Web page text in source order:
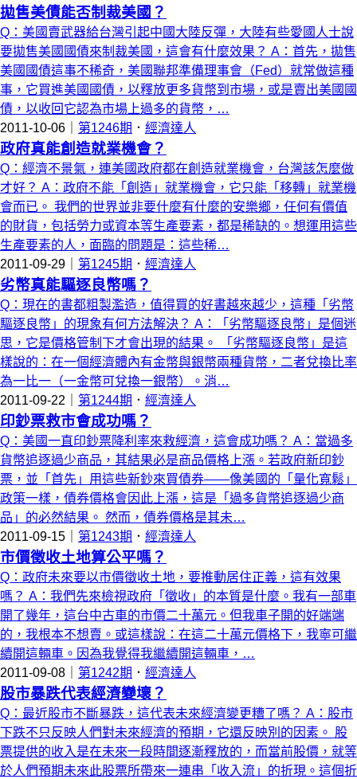
拋售美債能否制裁美國？
Q：美國賣武器給台灣引起中國大陸反彈，大陸有些愛國人士說
要拋售美國國債來制裁美國，這會有什麼效果？ A：首先，拋售
美國國債這事不稀奇，美國聯邦準備理事會（Fed）就常做這種
事，它買進美國國債，以釋放更多貨幣到市場，或是賣出美國國
債，以收回它認為市場上過多的貨幣，…
2011-10-06｜ 第1246期 ． 經濟達人
政府真能創造就業機會？
Q：經濟不景氣，連美國政府都在創造就業機會，台灣該怎麼做
才好？ A：政府不能「創造」就業機會，它只能「移轉」就業機
會而已。 我們的世界並非要什麼有什麼的安樂鄉，任何有價值
的財貨，包括勞力或資本等生產要素，都是稀缺的。想運用這些
生產要素的人，面臨的問題是：這些稀…
2011-09-29｜ 第1245期 ． 經濟達人
劣幣真能驅逐良幣嗎？
Q：現在的書都粗製濫造，值得買的好書越來越少，這種「劣幣
驅逐良幣」的現象有何方法解決？ A：「劣幣驅逐良幣」是個迷
思，它是價格管制下才會出現的結果。 「劣幣驅逐良幣」是這
樣說的：在一個經濟體內有金幣與銀幣兩種貨幣，二者兌換比率
為一比一（一金幣可兌換一銀幣）。消…
2011-09-22｜ 第1244期 ． 經濟達人
印鈔票救市會成功嗎？
Q：美國一直印鈔票降利率來救經濟，這會成功嗎？ A：當過多
貨幣追逐過少商品，其結果必是商品價格上漲。若政府新印鈔
票，並「首先」用這些新鈔來買債券——像美國的「量化寬鬆」
政策一樣，債券價格會因此上漲，這是「過多貨幣追逐過少商
品」的必然結果。 然而，債券價格是其未…
2011-09-15｜ 第1243期 ． 經濟達人
市價徵收土地算公平嗎？
Q：政府未來要以市價徵收土地，要推動居住正義，這有效果
嗎？ A：我們先來檢視政府「徵收」的本質是什麼。我有一部車
開了幾年，這台中古車的市價二十萬元。但我車子開的好端端
的，我根本不想賣。或這樣說：在這二十萬元價格下，我寧可繼
續開這輛車。因為我覺得我繼續開這輛車，…
2011-09-08｜ 第1242期 ． 經濟達人
股市暴跌代表經濟變壞？
Q：最近股市不斷暴跌，這代表未來經濟變更糟了嗎？ A：股市
下跌不只反映人們對未來經濟的預期，它還反映別的因素。 股
票提供的收入是在未來一段時間逐漸釋放的，而當前股價，就等
於人們預期未來此股票所帶來一連串「收入流」的折現。這個折